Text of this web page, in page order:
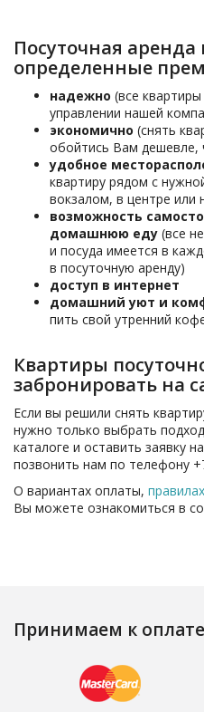
Посуточная
определенные
надежно (все
управлении нашей
экономично (снять
обойтись Вам дешевле,
удобное
квартиру рядом с
вокзалом, в центре или
возможность
домашнюю еду (все
и посуда имеется в
в посуточную аренду)
доступ в интернет
домашний уют и
пить свой утренний
Квартиры
забронировать на
Если вы решили снять
нужно только выбрать
каталоге и оставить заявку
позвонить нам по телефону
О вариантах оплаты,
Вы можете ознакомиться в
Принимаем к